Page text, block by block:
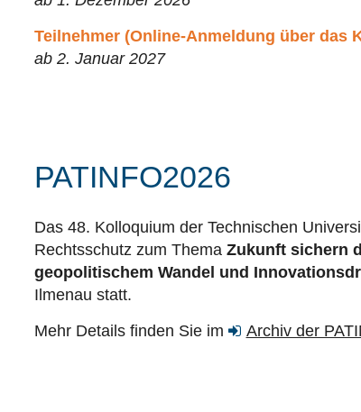
Teilnehmer (Online-Anmeldung über das
ab 2. Januar 2027
PATINFO2026
Das 48. Kolloquium der Technischen
Rechtsschutz zum Thema Zukunft sichern
geopolitischem Wandel und
Ilmenau statt.
Mehr Details finden Sie im
Archiv der